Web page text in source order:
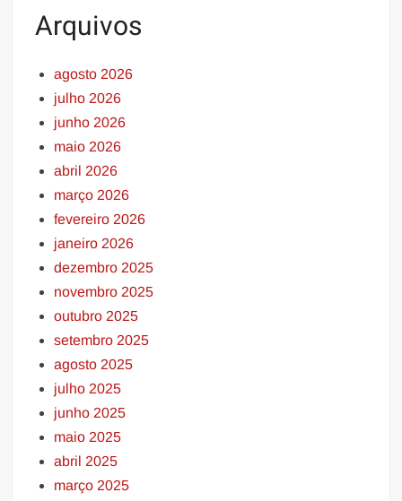
Arquivos
agosto 2026
julho 2026
junho 2026
maio 2026
abril 2026
março 2026
fevereiro 2026
janeiro 2026
dezembro 2025
novembro 2025
outubro 2025
setembro 2025
agosto 2025
julho 2025
junho 2025
maio 2025
abril 2025
março 2025